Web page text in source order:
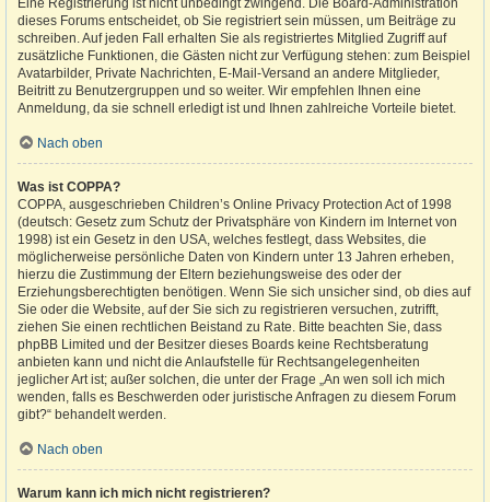
Eine Registrierung ist nicht unbedingt zwingend. Die Board-Administration
dieses Forums entscheidet, ob Sie registriert sein müssen, um Beiträge zu
schreiben. Auf jeden Fall erhalten Sie als registriertes Mitglied Zugriff auf
zusätzliche Funktionen, die Gästen nicht zur Verfügung stehen: zum Beispiel
Avatarbilder, Private Nachrichten, E-Mail-Versand an andere Mitglieder,
Beitritt zu Benutzergruppen und so weiter. Wir empfehlen Ihnen eine
Anmeldung, da sie schnell erledigt ist und Ihnen zahlreiche Vorteile bietet.
Nach oben
Was ist COPPA?
COPPA, ausgeschrieben Children’s Online Privacy Protection Act of 1998
(deutsch: Gesetz zum Schutz der Privatsphäre von Kindern im Internet von
1998) ist ein Gesetz in den USA, welches festlegt, dass Websites, die
möglicherweise persönliche Daten von Kindern unter 13 Jahren erheben,
hierzu die Zustimmung der Eltern beziehungsweise des oder der
Erziehungsberechtigten benötigen. Wenn Sie sich unsicher sind, ob dies auf
Sie oder die Website, auf der Sie sich zu registrieren versuchen, zutrifft,
ziehen Sie einen rechtlichen Beistand zu Rate. Bitte beachten Sie, dass
phpBB Limited und der Besitzer dieses Boards keine Rechtsberatung
anbieten kann und nicht die Anlaufstelle für Rechtsangelegenheiten
jeglicher Art ist; außer solchen, die unter der Frage „An wen soll ich mich
wenden, falls es Beschwerden oder juristische Anfragen zu diesem Forum
gibt?“ behandelt werden.
Nach oben
Warum kann ich mich nicht registrieren?